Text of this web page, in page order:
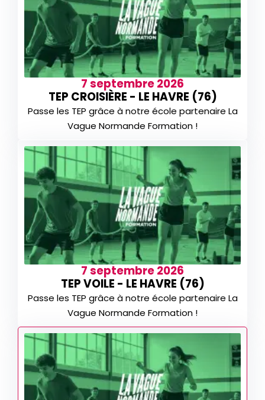
7 septembre 2026
TEP CROISIÈRE - LE HAVRE (76)
Passe les TEP grâce à notre école partenaire La
Vague Normande Formation !
7 septembre 2026
TEP VOILE - LE HAVRE (76)
Passe les TEP grâce à notre école partenaire La
Vague Normande Formation !